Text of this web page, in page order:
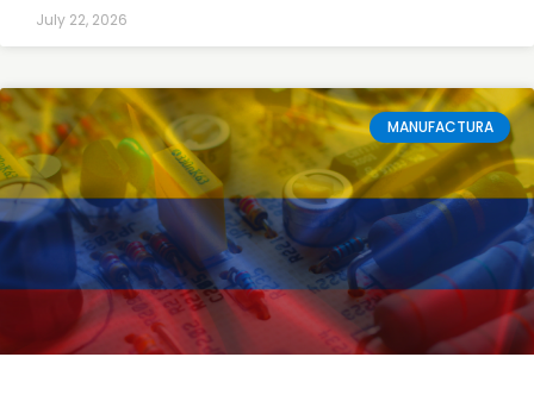
July 22, 2026
MANUFACTURA